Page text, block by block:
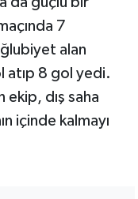
7
alan
atıp 8 gol yedi.
ekip, dış saha
içinde kalmayı